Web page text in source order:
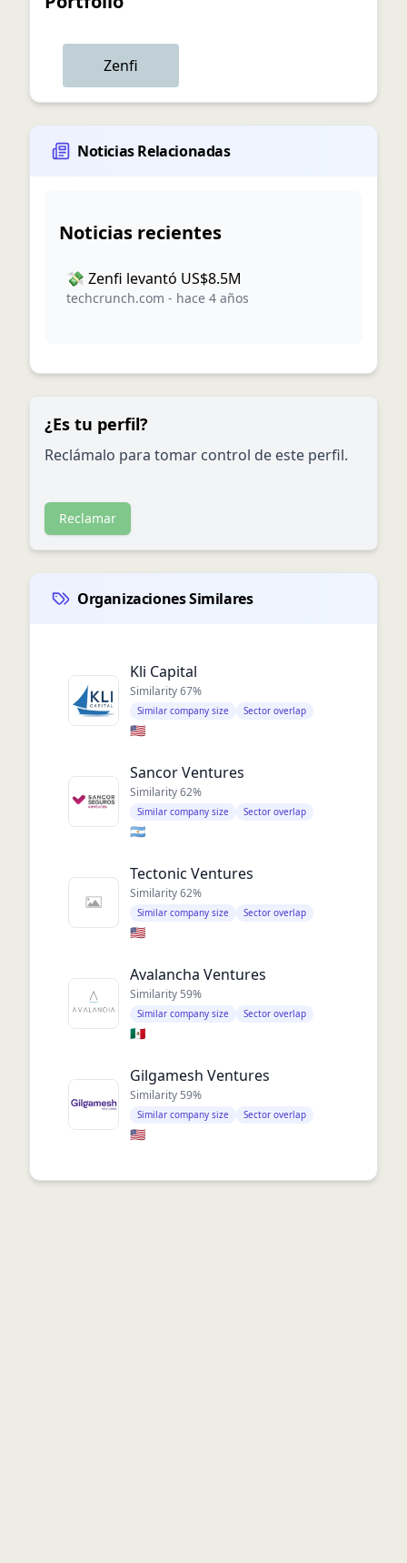
Zenfi
Noticias Relacionadas
Noticias recientes
💸 Zenfi levantó US$8.5M
techcrunch.com - hace 4 años
¿Es tu perfil?
Reclámalo para tomar control de este perfil.
Reclamar
Organizaciones Similares
Kli Capital
Similarity67%
Similar company size Sector overlap
🇺🇸
Sancor Ventures
Similarity62%
Similar company size Sector overlap
🇦🇷
Tectonic Ventures
Similarity62%
Similar company size Sector overlap
🇺🇸
Avalancha Ventures
Similarity 59%
Similar company size Sector overlap
🇲🇽
Gilgamesh Ventures
Similarity 59%
Similar company size Sector overlap
🇺🇸